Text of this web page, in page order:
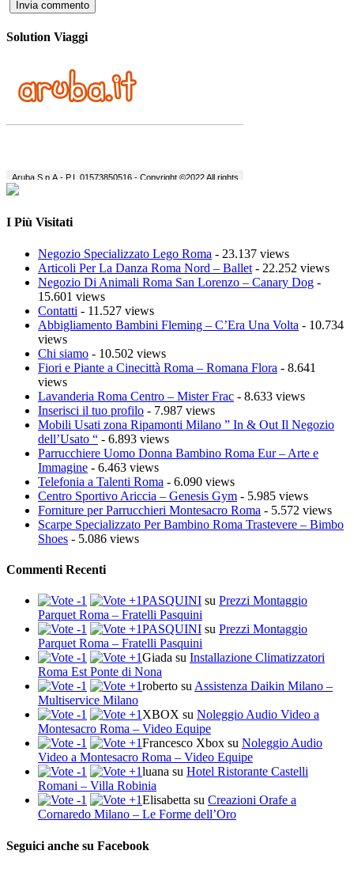
Solution Viaggi
I Più Visitati
Negozio Specializzato Lego Roma - 23.137 views
Articoli Per La Danza Roma Nord – Ballet - 22.252 views
Negozio Di Animali Roma San Lorenzo – Canary Dog -
15.601 views
Contatti - 11.527 views
Abbigliamento Bambini Fleming – C’Era Una Volta - 10.734
views
Chi siamo - 10.502 views
Fiori e Piante a Cinecittà Roma – Romana Flora - 8.641
views
Lavanderia Roma Centro – Mister Frac - 8.633 views
Inserisci il tuo profilo - 7.987 views
Mobili Usati zona Ripamonti Milano ” In & Out Il Negozio
dell’Usato “ - 6.893 views
Parrucchiere Uomo Donna Bambino Roma Eur – Arte e
Immagine - 6.463 views
Telefonia a Talenti Roma - 6.090 views
Centro Sportivo Ariccia – Genesis Gym - 5.985 views
Forniture per Parrucchieri Montesacro Roma - 5.572 views
Scarpe Specializzato Per Bambino Roma Trastevere – Bimbo
Shoes - 5.086 views
Commenti Recenti
PASQUINI su Prezzi Montaggio
Parquet Roma – Fratelli Pasquini
PASQUINI su Prezzi Montaggio
Parquet Roma – Fratelli Pasquini
Giada su Installazione Climatizzatori
Roma Est Ponte di Nona
roberto su Assistenza Daikin Milano –
Multiservice Milano
XBOX su Noleggio Audio Video a
Montesacro Roma – Video Equipe
Francesco Xbox su Noleggio Audio
Video a Montesacro Roma – Video Equipe
luana su Hotel Ristorante Castelli
Romani – Villa Robinia
Elisabetta su Creazioni Orafe a
Cornaredo Milano – Le Forme dell’Oro
Seguici anche su Facebook